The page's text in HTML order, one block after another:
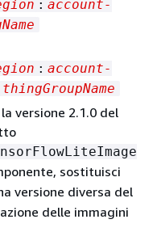
: account-
: account-
thingGroupName
versione 2.1.0 del
sostituisci
versione diversa del
delle immagini